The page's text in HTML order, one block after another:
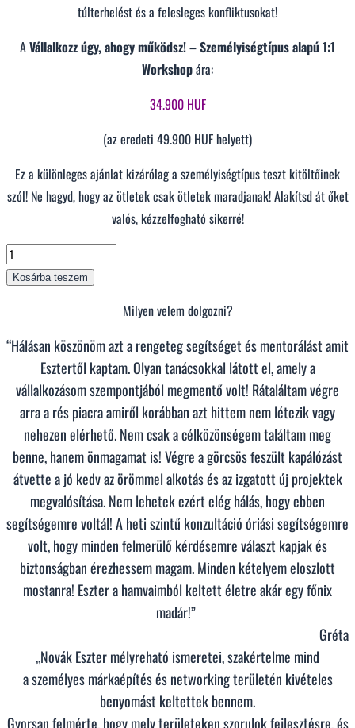
túlterhelést és a felesleges konfliktusokat!
AVállalkozz úgy, ahogy működsz! – Személyiségtípus alapú 1:1
Workshopára:
34.900 HUF
(az eredeti 49.900 HUF helyett)
Ez a különleges ajánlat kizárólag a személyiségtípus teszt kitöltőinek
szól! Ne hagyd, hogy az ötletek csak ötletek maradjanak! Alakítsd át őket
valós, kézzelfogható sikerré!
Vállalkozz
úgy,
(teszt
kitöltőknek)
mennyiség
Kosárba teszem
Milyen velem dolgozni?
“Hálásan köszönöm azt a rengeteg segítséget és mentorálást amit
Esztertől kaptam. Olyan tanácsokkal látott el, amely a
vállalkozásom szempontjából megmentő volt! Rátaláltam végre
arra a rés piacra amiről korábban azt hittem nem létezik vagy
nehezen elérhető. Nem csak a célközönségem találtam meg
benne, hanem önmagamat is! Végre a görcsös feszült kapálózást
átvette a jó kedv az örömmel alkotás és az izgatott új projektek
megvalósítása. Nem lehetek ezért elég hálás, hogy ebben
segítségemre voltál! A heti szintű konzultáció óriási segítségemre
volt, hogy minden felmerülő kérdésemre választ kapjak és
biztonságban érezhessem magam. Minden kételyem eloszlott
mostanra! Eszter a hamvaimból keltett életre akár egy főnix
madár!”
Gréta
„Novák Eszter mélyreható ismeretei, szakértelme mind
aszemélyes márkaépítés és networking területén kivételes
benyomást keltettek bennem.
Gyorsan felmérte, hogy mely területeken szorulok fejlesztésre, és